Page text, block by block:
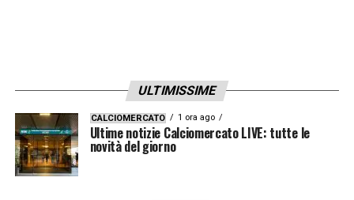
ULTIMISSIME
CALCIOMERCATO 1 ora ago
Ultime notizie Calciomercato LIVE: tutte le
novità del giorno